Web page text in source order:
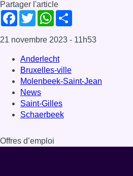
Partager l'article
Facebook
TwitterWhatsApp
21 novembre 2023 - 11h53
Anderlecht
Bruxelles-ville
Molenbeek-Saint-Jean
News
Saint-Gilles
Schaerbeek
Offres d’emploi